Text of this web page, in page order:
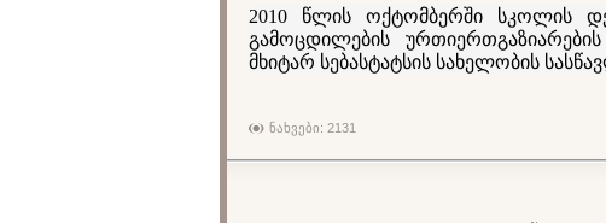
2010 წლის ოქტომბერში სკოლის
გამოცდილების
მხიტარ სებასტატსის სახელობის
ნახვები: 2131